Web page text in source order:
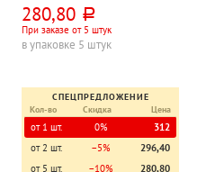
полипропилен
280,80 руб.
При заказе от 5 штук
в упаковке 5 штук
СПЕЦПРЕДЛОЖЕНИЕ
Кол-во
Скидка Цена
от 1 шт. 0%
312
от 2 шт.
−5%
296,40
от 5 шт.
−10% 280,80